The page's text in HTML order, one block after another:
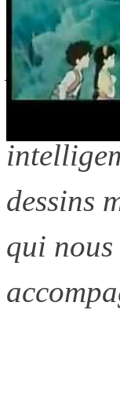
maître
cielest
dessins
qui nous